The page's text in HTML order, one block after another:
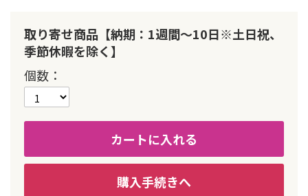
取り寄せ商品【納期：1週間～10日※土日祝、
季節休暇を除く】
個数
カートに入れる
購入手続きへ
動
す
る